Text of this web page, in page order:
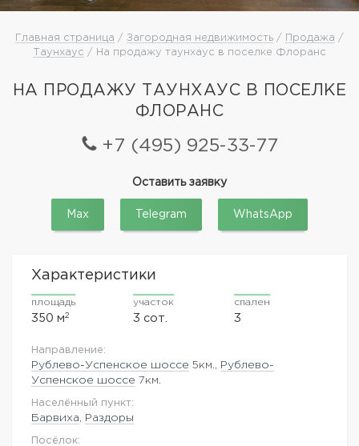
Главная страница / Загородная недвижимость / Продажа /
Таунхаус / На продажу таунхаус в поселке Флоранс
НА ПРОДАЖУ ТАУНХАУС В ПОСЕЛКЕ
ФЛОРАНС
+7 (495) 925-33-77
Оставить заявку
Max Telegram WhatsApp
Характеристики
площадь
350 м2
участок
3 сот.
спален
3
Направление:
Рублево-Успенское шоссе 5км.,
Рублево-
Успенское шоссе 7км.
Населённый пункт:
Барвиха Раздоры
Посёлок: